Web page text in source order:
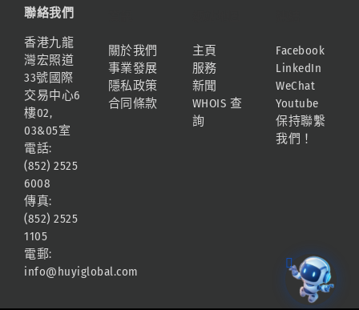
聯絡我們
香港九龍
灣宏照道
33號國際
交易中心6
樓02,
03&05室
電話:
(852) 2525
6008
傳真:
(852) 2525
1105
電郵:
info@huyiglobal.com
關於我們
事業發展
隱私政策
合同條款
主頁
服務
新聞
WHOIS 查
詢
Facebook
LinkedIn
WeChat
Youtube
保持聯繫
我們！